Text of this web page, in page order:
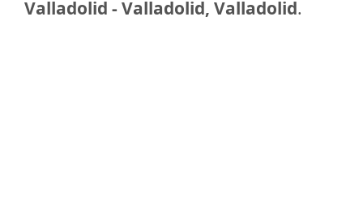
Valladolid - Valladolid, Valladolid.